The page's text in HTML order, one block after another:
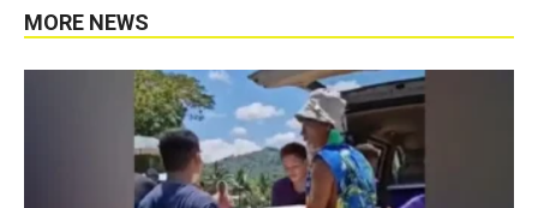
MORE NEWS